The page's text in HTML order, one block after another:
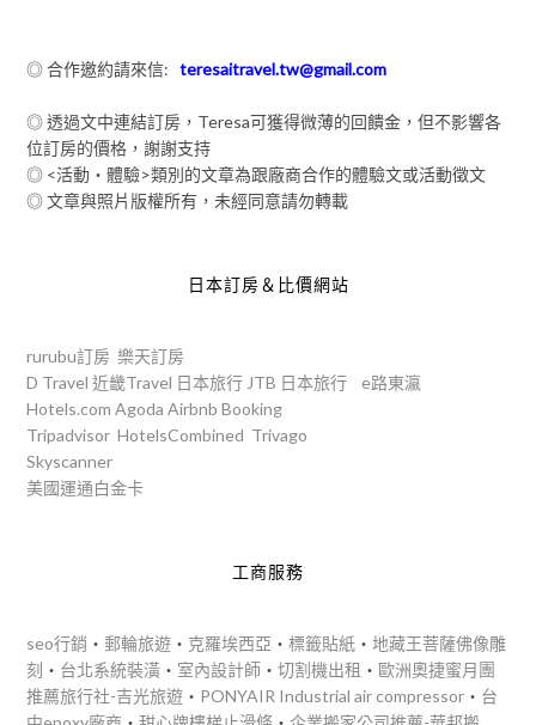
◎ 合作邀約請來信:teresaitravel.tw@gmail.com
◎ 透過文中連結訂房，Teresa可獲得微薄的回饋金，但不影響各
位訂房的價格，謝謝支持
◎ <活動‧體驗>類別的文章為跟廠商合作的體驗文或活動徵文
◎ 文章與照片版權所有，未經同意請勿轉載
日本訂房＆比價網站
rurubu訂房 樂天訂房
D Travel 近畿Travel 日本旅行 JTB 日本旅行
e路東瀛
Hotels.com Agoda Airbnb Booking
Tripadvisor HotelsCombined Trivago
Skyscanner
美國運通白金卡
工商服務
seo行銷 ‧郵輪旅遊 ‧ 克羅埃西亞 ‧標籤貼紙 ‧地藏王菩薩佛像雕
刻 ‧ 台北系統裝潢 ‧ 室內設計師 ‧切割機出租 ‧歐洲奧捷蜜月團
推薦旅行社-吉光旅遊 ‧ PONYAIR Industrial air compressor ‧ 台